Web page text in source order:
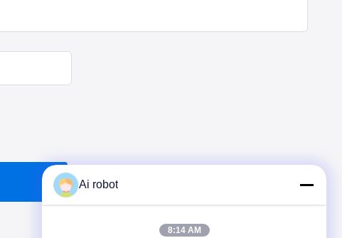
Ai robot
8:14 AM